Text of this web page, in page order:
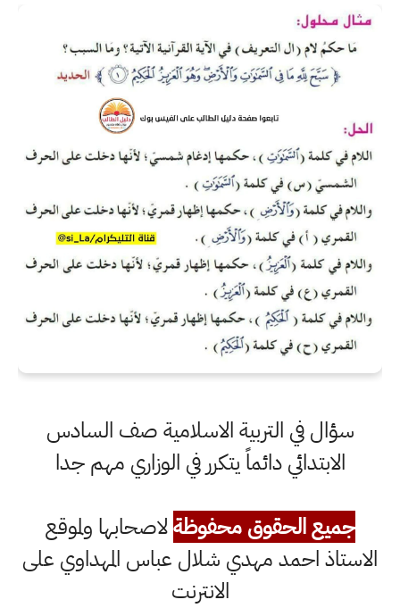
سؤال في التربية الاسلامية صف السادس
الابتدائي دائماً يتكرر في الوزاري مهم جدا
جميع الحقوق محفوظةلاصحابها ولموقع
الاستاذ احمد مهدي شلال عباس المهداوي على
الانترنت